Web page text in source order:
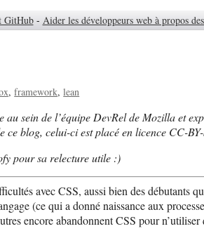
GitHub - Aider les développeurs web à propos
framework lean
au sein de l’équipe DevRel de Mozilla et
blog, celui-ci est placé en licence CC-
pour sa relecture utile :)
avec CSS, aussi bien des débutants
(ce qui a donné naissance aux
encore abandonnent CSS pour